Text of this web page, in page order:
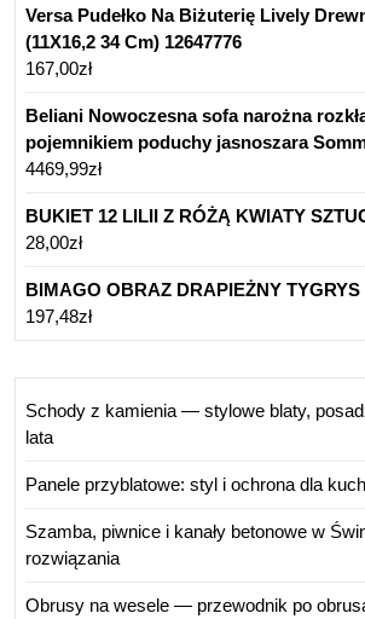
Versa Pudełko Na Biżuterię Lively
(11X16,2 34 Cm) 12647776
167,00zł
Beliani Nowoczesna sofa narożna
pojemnikiem poduchy jasnoszara
4469,99zł
BUKIET 12 LILII Z RÓŻĄ KWIATY
28,00zł
BIMAGO OBRAZ DRAPIEŻNY TYGRYS
197,48zł
Schody z kamienia — stylowe blaty,
lata
Panele przyblatowe: styl i ochrona dla
Szamba, piwnice i kanały betonowe w
rozwiązania
Obrusy na wesele — przewodnik po